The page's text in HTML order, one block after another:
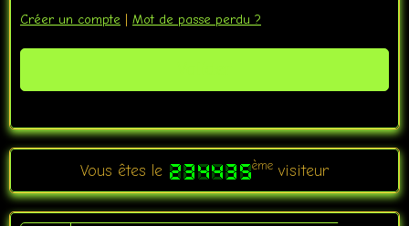
Créer un compte | Mot de passe perdu ?
Vous êtes le ème visiteur